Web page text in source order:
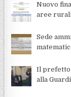
Nuovo
aree
Sede
Il prefetto
alla